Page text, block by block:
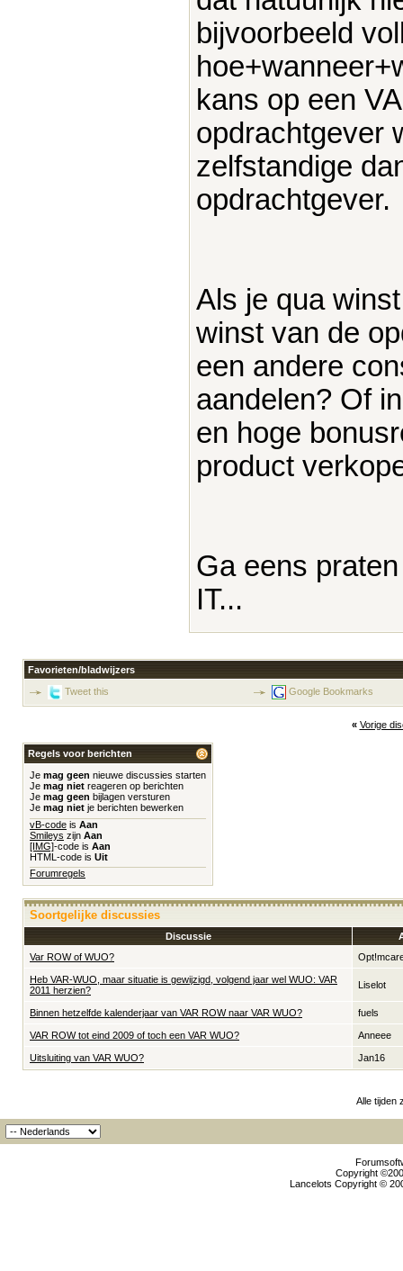
bijvoorbeeld
kans op een
opdrachtgever
zelfstandige
opdrachtgever.
Als je qua
winst van de
een andere
aandelen? Of
en hoge
product
Ga eens
IT...
Favorieten/bladwijzers
Tweet this
Google Bookmarks
« Vorige
Regels voor berichten
Je mag geen nieuwe discussies starten
Je mag niet reageren op berichten
Je mag geen bijlagen versturen
Je mag niet je berichten bewerken
vB-code is Aan
Smileys zijn Aan
[IMG]-code is Aan
HTML-code is Uit
Forumregels
Soortgelijke discussies
Discussie
Var ROW of WUO?
Heb VAR-WUO, maar situatie is gewijzigd, volgend jaar wel WUO: VAR
2011 herzien?
Liselot
Binnen hetzelfde kalenderjaar van VAR ROW naar VAR WUO? fuels
VAR ROW tot eind 2009 of toch een VAR WUO? Anneee
Uitsluiting van VAR WUO? Jan16
Alle tijden
Copyright
Lancelots Copyright ©